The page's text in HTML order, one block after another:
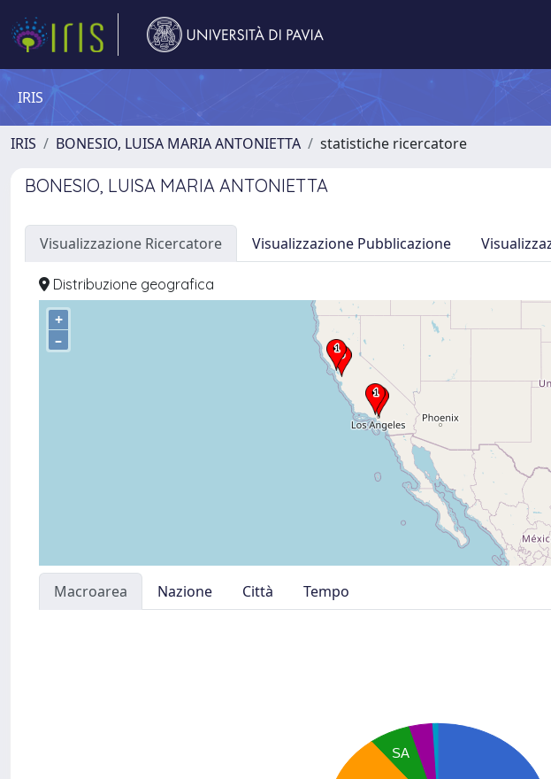
IRIS
IRIS BONESIO, LUISA MARIA ANTONIETTA statistiche ricercatore
BONESIO, LUISA MARIA ANTONIETTA
Visualizzazione Ricercatore Visualizzazione Pubblicazione
Distribuzione geografica
+
–
Macroarea Nazione Città
Tempo
SA